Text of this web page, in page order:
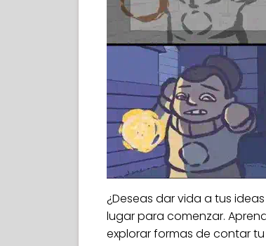
¿Deseas dar vida a tus
lugar para comenzar.
explorar formas de contar